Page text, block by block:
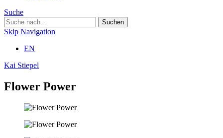
Suche
Skip Navigation
EN
Kai Stiepel
Flower Power